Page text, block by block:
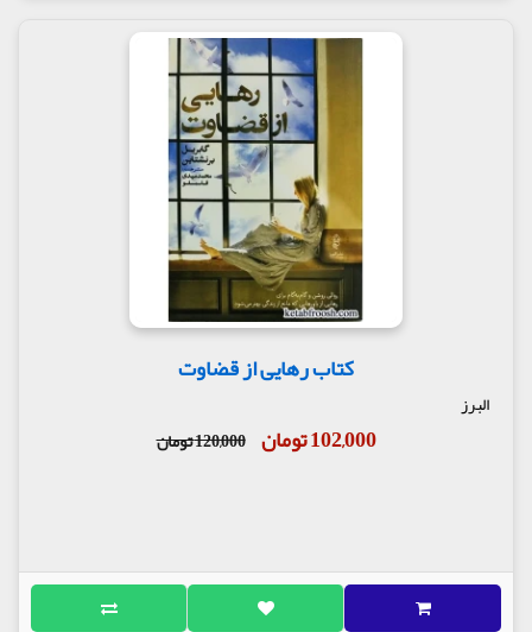
کتاب رهایی از قضاوت
البرز
102,000 تومان 120,000 تومان